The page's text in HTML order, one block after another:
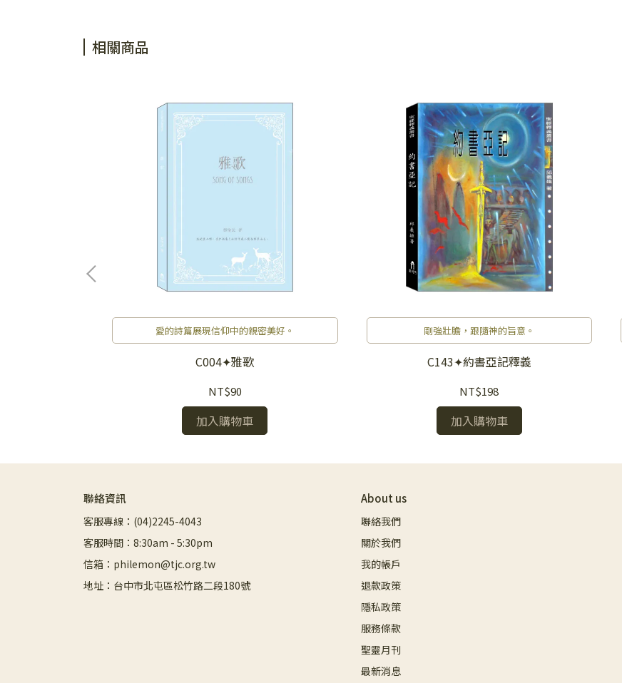
相關商品
愛的詩篇展現信仰中的親密美好。
C004✦雅歌
NT$90
加入購物車
剛強壯膽，跟隨神的旨意。
C143✦約書亞記釋義
NT$198
加入購物車
聯絡資訊
客服專線：(04)2245-4043
客服時間：8:30am - 5:30pm
信箱：philemon@tjc.org.tw
地址：台中市北屯區松竹路二段180號
About us
聯絡我們
關於我們
我的帳戶
退款政策
隱私政策
服務條款
聖靈月刊
最新消息